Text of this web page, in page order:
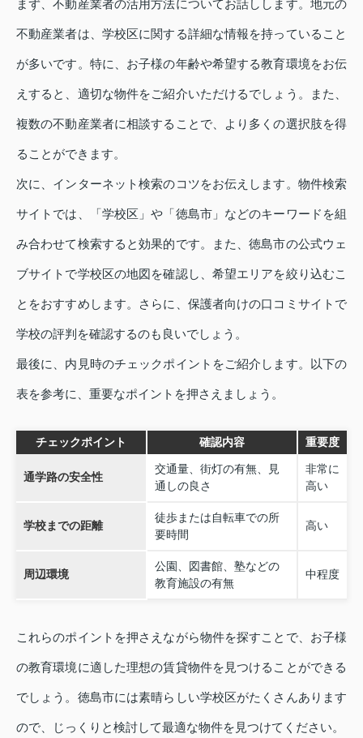
まず、不動産業者の活用方法についてお話しします。地元の
不動産業者は、学校区に関する詳細な情報を持っていること
が多いです。特に、お子様の年齢や希望する教育環境をお伝
えすると、適切な物件をご紹介いただけるでしょう。また、
複数の不動産業者に相談することで、より多くの選択肢を得
ることができます。
次に、インターネット検索のコツをお伝えします。物件検索
サイトでは、「学校区」や「徳島市」などのキーワードを組
み合わせて検索すると効果的です。また、徳島市の公式ウェ
ブサイトで学校区の地図を確認し、希望エリアを絞り込むこ
とをおすすめします。さらに、保護者向けの口コミサイトで
学校の評判を確認するのも良いでしょう。
最後に、内見時のチェックポイントをご紹介します。以下の
表を参考に、重要なポイントを押さえましょう。
チェックポイント 確認内容 重要度
通学路の安全性
交通量、街灯の有無、見
通しの良さ
非常に
高い
学校までの距離
徒歩または自転車での所
要時間
高い
周辺環境
公園、図書館、塾などの
教育施設の有無
中程度
これらのポイントを押さえながら物件を探すことで、お子様
の教育環境に適した理想の賃貸物件を見つけることができる
でしょう。徳島市には素晴らしい学校区がたくさんあります
ので、じっくりと検討して最適な物件を見つけてください。